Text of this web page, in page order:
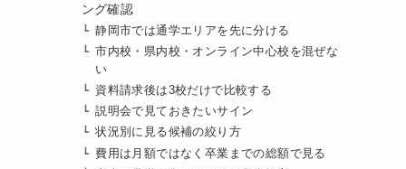
ング確認
静岡市では通学エリアを先に分ける
市内校・県内校・オンライン中心校を混ぜな
い
資料請求後は3校だけで比較する
説明会で見ておきたいサイン
状況別に見る候補の絞り方
費用は月額ではなく卒業までの総額で見る